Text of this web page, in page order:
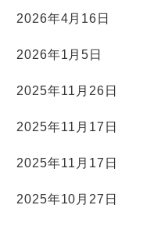
2026年4月16日
2026年1月5日
2025年11月26日
2025年11月17日
2025年11月17日
2025年10月27日